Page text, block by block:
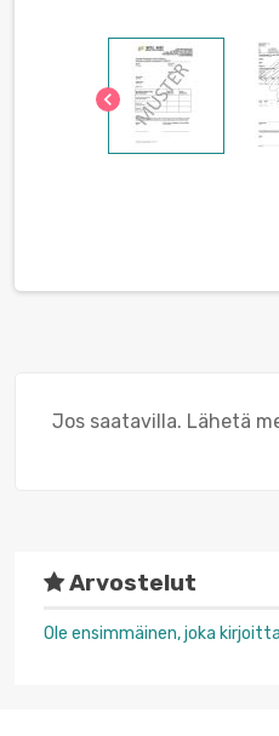
chevron_left
Jos saatavilla. Lähetä
Arvostelut
Ole ensimmäinen, joka